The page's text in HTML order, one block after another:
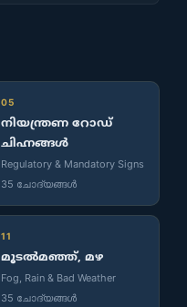
05
നിയന്ത്രണ റോഡ്
ചിഹ്നങ്ങൾ
Regulatory & Mandatory Signs
35 ചോദ്യങ്ങൾ
11
മൂടൽമഞ്ഞ്, മഴ
Fog, Rain & Bad Weather
35 ചോദ്യങ്ങൾ